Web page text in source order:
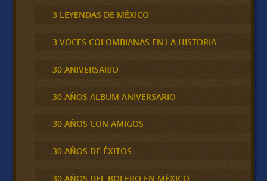
3 LEYENDAS DE MÉXICO
3 VOCES COLOMBIANAS EN LA HISTORIA
30 ANIVERSARIO
30 AÑOS ALBUM ANIVERSARIO
30 AÑOS CON AMIGOS
30 AÑOS DE ÉXITOS
30 AÑOS DEL BOLERO EN MÉXICO